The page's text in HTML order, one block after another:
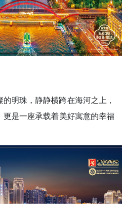
明珠，静静横跨在海河之上，
是一座承载着美好寓意的幸福